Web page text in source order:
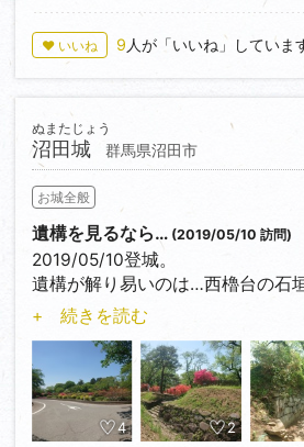
③浄法寺邸
建物は創建時とは違います。
松尾芭蕉が黒羽滞在時、世話にな
黒羽で二週間滞在って…。
④藩校、作新館跡
現在は御覧の通り畑となっていま
⑤本丸空堀
西から撮影、左手が本丸になりま
中央の橋は公園整備に伴い増設さ
⑥本丸土塁
南西方向から撮影。
⑤から視点をずらした形になり
黒羽城鳥瞰図をみると、この土塁
物が確認出来ます。
尚、残念ながら…2011/03/11の地
これと照合しつつ進めて行きます
②西曲輪、三日月堀周辺
現在は駐車場となってます。
何年か前迄は、国道461沿いに消
れど、移転に伴い取り壊され更地
繋がりました。
③坂下門周辺
本来堀だった場所は埋め立てらて
④坂下門付近から北曲輪、裏門
裏門に至る道は階段が整備され、
る模様。
⑤坂下門付近から二ノ丸方向
写真右手は米蔵跡、左手は本丸を
た、二の丸へは登り坂となってい
♥ いいね 9 人が「いいね」していま
沼田城
ぬまたじょう
群馬県沼田市
お城全般
遺構を見るなら… (2019/05/10 訪問)
2019/05/10登城。
遺構が解り易いのは…西櫓台の石
な？
本丸一帯はすっかり公園と化した
天守跡と思える場所に、ベンチの
用の石だろうか、ポツンと置いて
+ 続きを読む
4 2